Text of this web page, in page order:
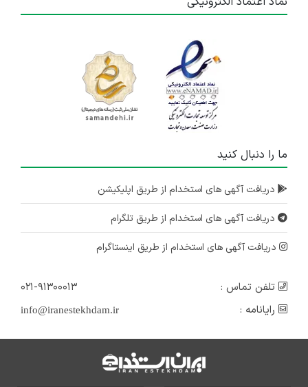
ما را دنبال کنید
دریافت آگهی های استخدام از طریق اپلیکیشن
دریافت آگهی های استخدام از طریق تلگرام
دریافت آگهی های استخدام از طریق اینستاگرام
تلفن تماس :
۰۲۱-۹۱۳۰۰۰۱۳
رایانامه :
info@iranestekhdam.ir